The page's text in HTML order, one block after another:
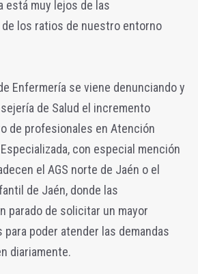
está muy lejos de las
los ratios de nuestro entorno
Enfermería se viene denunciando y
de Salud el incremento
de profesionales en Atención
con especial mención
el AGS norte de Jaén o el
de Jaén, donde las
parado de solicitar un mayor
poder atender las demandas
diariamente.